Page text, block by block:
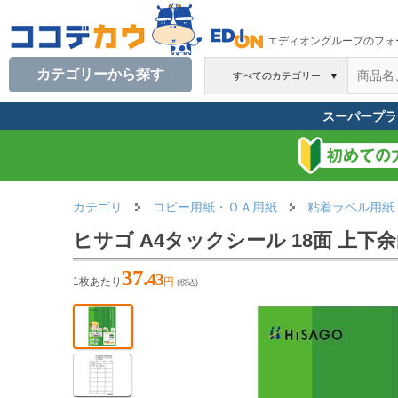
エディオングループのフ
すべてのカテゴリー ▼
カテゴリーから探す
スーパープ
カテゴリ コピー用紙・ＯＡ用紙 粘着ラベル用紙
ヒサゴ A4タックシール 18面 上下
1枚あたり 37.43円 (税込)